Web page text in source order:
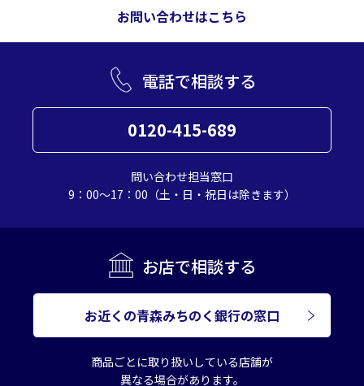
お問い合わせはこちら
電話で相談する
0120-415-689
問い合わせ担当窓口
9：00～17：00（土・日・祝日は除きます）
お店で相談する
お近くの青森みちのく銀行の窓口
商品ごとに取り扱いしている店舗が
異なる場合があります。